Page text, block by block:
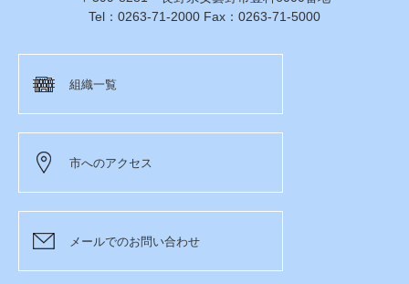
Tel：0263-71-2000 Fax：0263-71-5000
組織一覧
市へのアクセス
メールでのお問い合わせ